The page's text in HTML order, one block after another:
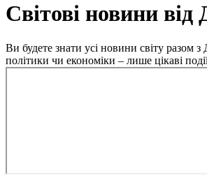
Світові новини
Ви будете знати усі новини світу разом
політики чи економіки – лише цікаві